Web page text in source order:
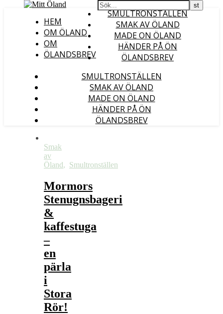
HEM
OM ÖLAND
OM
ÖLANDSBREV
SMULTRONSTÄLLEN
SMAK AV ÖLAND
MADE ON ÖLAND
HÄNDER PÅ ÖN
ÖLANDSBREV
SMULTRONSTÄLLEN
SMAK AV ÖLAND
MADE ON ÖLAND
HÄNDER PÅ ÖN
ÖLANDSBREV
Smak
av
Öland, Smultronställen
Mormors
Stenugnsbageri
&
kaffestuga
–
en
pärla
i
Stora
Rör!